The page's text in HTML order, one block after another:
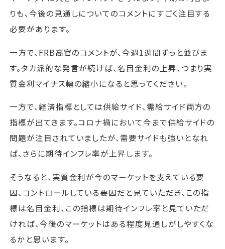
りも、今後の見通しについてのコメントにすごく注目する
必要があります。
一方で、FRB高官のコメントが、今週1週間ずっと並びま
す。タカ派的な発言が続けば、名目金利の上昇、つまり実
質金利マイナス幅の縮小になると思ってください。
一方で、経済指標としては供給サイド、需給サイド両方の
指標が出てきます。コロナ禍において今まで供給サイドの
問題が注目されていましたが、需要サイドも強いとなれ
ば、さらに期待インフレ率が上昇します。
そうなると、実質金利が今のマーケットを支えている要
因、コントロールしている要因だと見ていただき、この指
標は名目金利、この指標は期待インフレ率と見ていただ
ければ、今後のマーケットはある程度見通しがしやすくな
るかと思います。